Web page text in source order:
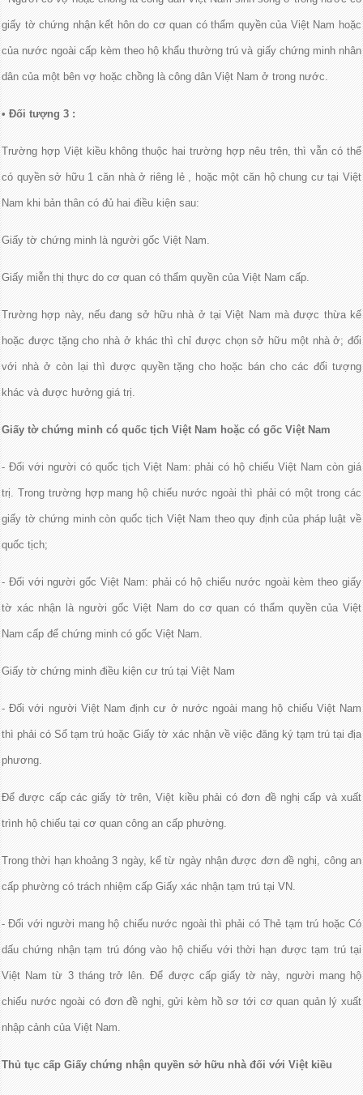
giấy tờ chứng nhận kết hôn do cơ quan có thẩm quyền của Việt Nam hoặc
của nước ngoài cấp kèm theo hộ khẩu thường trú và giấy chứng minh nhân
dân của một bên vợ hoặc chồng là công dân Việt Nam ở trong nước.
• Đối tượng 3 :
Trường hợp Việt kiều không thuộc hai trường hợp nêu trên, thì vẫn có thể
có quyền sở hữu 1 căn nhà ở riêng lẻ , hoặc một căn hộ chung cư tại Việt
Nam khi bản thân có đủ hai điều kiện sau:
Giấy tờ chứng minh là người gốc Việt Nam.
Giấy miễn thị thực do cơ quan có thẩm quyền của Việt Nam cấp.
Trường hợp này, nếu đang sở hữu nhà ở tại Việt Nam mà được thừa kế
hoặc được tặng cho nhà ở khác thì chỉ được chọn sở hữu một nhà ở; đối
với nhà ở còn lại thì được quyền tặng cho hoặc bán cho các đối tượng
khác và được hưởng giá trị.
Giấy tờ chứng minh có quốc tịch Việt Nam hoặc có gốc Việt Nam
- Đối với người có quốc tịch Việt Nam: phải có hộ chiếu Việt Nam còn giá
trị. Trong trường hợp mang hộ chiếu nước ngoài thì phải có một trong các
giấy tờ chứng minh còn quốc tịch Việt Nam theo quy định của pháp luật về
quốc tịch;
- Đối với người gốc Việt Nam: phải có hộ chiếu nước ngoài kèm theo giấy
tờ xác nhận là người gốc Việt Nam do cơ quan có thẩm quyền của Việt
Nam cấp để chứng minh có gốc Việt Nam.
Giấy tờ chứng minh điều kiện cư trú tại Việt Nam
- Đối với người Việt Nam định cư ở nước ngoài mang hộ chiếu Việt Nam
thì phải có Sổ tạm trú hoặc Giấy tờ xác nhận về việc đăng ký tạm trú tại địa
phương.
Để được cấp các giấy tờ trên, Việt kiều phải có đơn đề nghị cấp và xuất
trình hộ chiếu tại cơ quan công an cấp phường.
Trong thời hạn khoảng 3 ngày, kể từ ngày nhận được đơn đề nghị, công an
cấp phường có trách nhiệm cấp Giấy xác nhận tạm trú tại VN.
- Đối với người mang hộ chiếu nước ngoài thì phải có Thẻ tạm trú hoặc Có
dấu chứng nhận tạm trú đóng vào hộ chiếu với thời hạn được tạm trú tại
Việt Nam từ 3 tháng trở lên. Để được cấp giấy tờ này, người mang hộ
chiếu nước ngoài có đơn đề nghị, gửi kèm hồ sơ tới cơ quan quản lý xuất
nhập cảnh của Việt Nam.
Thủ tục cấp Giấy chứng nhận quyền sở hữu nhà đối với Việt kiều